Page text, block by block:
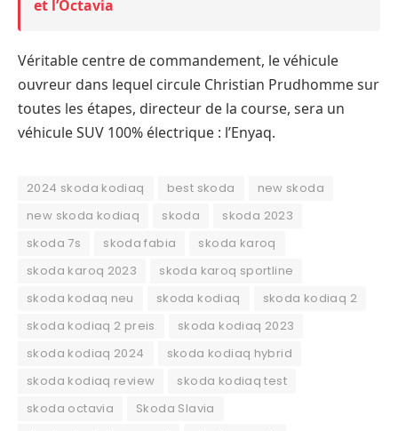
et l’Octavia
Véritable centre de commandement, le véhicule
ouvreur dans lequel circule Christian Prudhomme sur
toutes les étapes, directeur de la course, sera un
véhicule SUV 100% électrique : l’Enyaq.
2024 skoda kodiaq best skoda
new skoda
new skoda kodiaq
skoda
skoda 2023
skoda 7s
skoda fabia
skoda karoq
skoda karoq 2023
skoda karoq sportline
skoda kodaq neu
skoda kodiaq
skoda kodiaq 2
skoda kodiaq 2 preis
skoda kodiaq 2023
skoda kodiaq 2024
skoda kodiaq hybrid
skoda kodiaq review
skoda kodiaq test
skoda octavia
Skoda Slavia